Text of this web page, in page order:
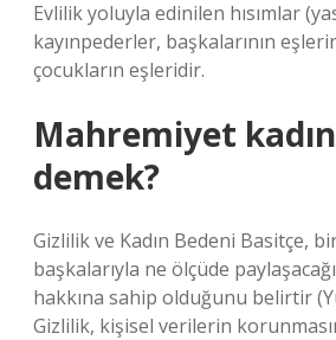
Evlilik yoluyla edinilen hısımlar
kayınpederler, başkalarının
çocukların eşleridir.
Mahremiyet
demek?
Gizlilik ve Kadın Bedeni Basitçe,
başkalarıyla ne ölçüde
hakkına sahip olduğunu belirtir
Gizlilik, kişisel verilerin